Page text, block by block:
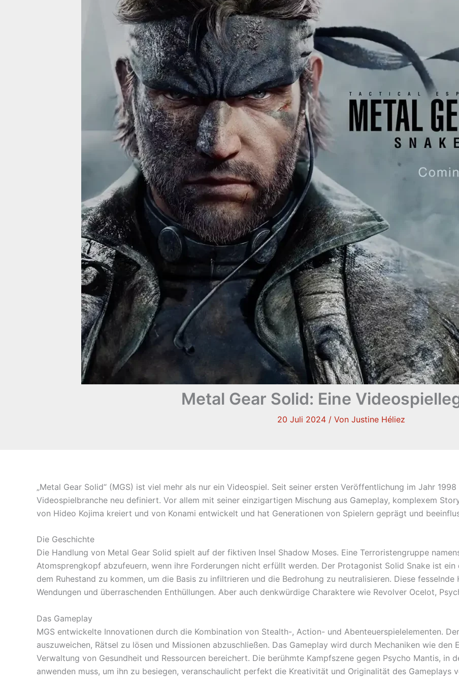
Metal Gear Solid: Eine
20 Juli 2024 / Von Justine Héliez
„Metal Gear Solid“ (MGS) ist viel mehr als nur ein Videospiel. Seit seiner ersten Veröffentlichung im Jahr
Videospielbranche neu definiert. Vor allem mit seiner einzigartigen Mischung aus Gameplay, komplexem
von Hideo Kojima kreiert und von Konami entwickelt und hat Generationen von Spielern geprägt und
Die Geschichte
Die Handlung von Metal Gear Solid spielt auf der fiktiven Insel Shadow Moses. Eine Terroristengruppe
Atomsprengkopf abzufeuern, wenn ihre Forderungen nicht erfüllt werden. Der Protagonist Solid Snake ist
dem Ruhestand zu kommen, um die Basis zu infiltrieren und die Bedrohung zu neutralisieren. Diese
Wendungen und überraschenden Enthüllungen. Aber auch denkwürdige Charaktere wie Revolver Ocelot,
Das Gameplay
MGS entwickelte Innovationen durch die Kombination von Stealth-, Action- und Abenteuerspielelementen.
auszuweichen, Rätsel zu lösen und Missionen abzuschließen. Das Gameplay wird durch Mechaniken wie
Verwaltung von Gesundheit und Ressourcen bereichert. Die berühmte Kampfszene gegen Psycho Mantis, in
anwenden muss, um ihn zu besiegen, veranschaulicht perfekt die Kreativität und Originalität des Gameplays